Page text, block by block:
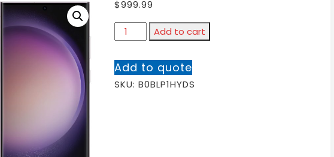
$999.99
Add to cart
Add to quote
SKU: B0BLP1HYDS